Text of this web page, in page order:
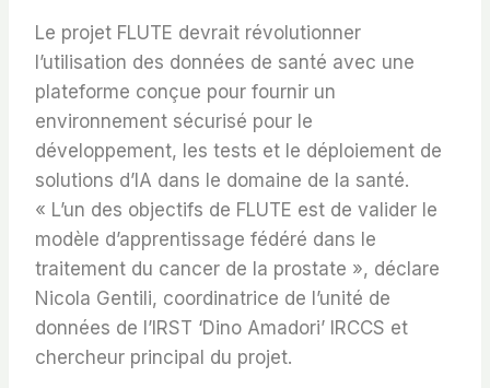
Le projet FLUTE devrait révolutionner
l’utilisation des données de santé avec une
plateforme conçue pour fournir un
environnement sécurisé pour le
développement, les tests et le déploiement de
solutions d’IA dans le domaine de la santé.
« L’un des objectifs de FLUTE est de valider le
modèle d’apprentissage fédéré dans le
traitement du cancer de la prostate », déclare
Nicola Gentili, coordinatrice de l’unité de
données de l’IRST ‘Dino Amadori’ IRCCS et
chercheur principal du projet.